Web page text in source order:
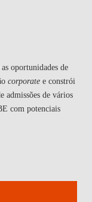
oportunidades de
corporatee constrói
admissões de vários
com potenciais